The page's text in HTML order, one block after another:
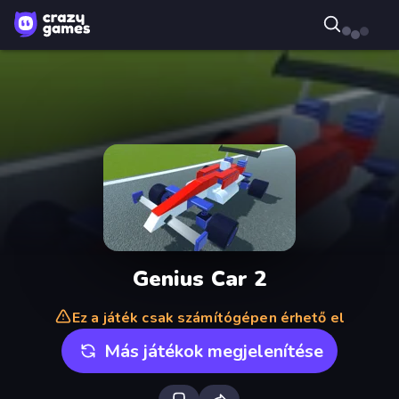
Genius Car 2
Ez a játék csak számítógépen érhető el
Más játékok megjelenítése